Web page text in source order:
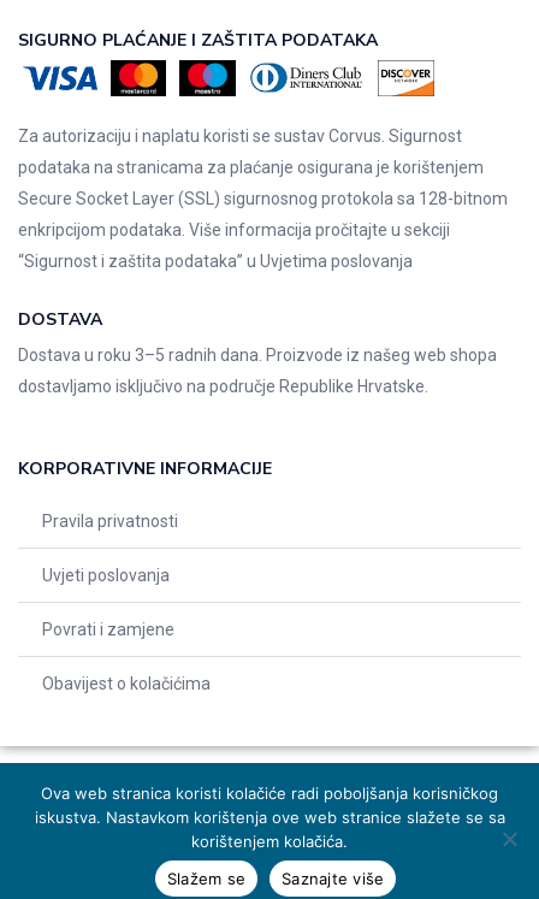
Dodaj u košaricu Naruči odmah
SIGURNO PLAĆANJE I ZAŠTITA PODATAKA
Za autorizaciju i naplatu koristi se sustav Corvus. Sigurnost
podataka na stranicama za plaćanje osigurana je korištenjem
Secure Socket Layer (SSL) sigurnosnog protokola sa 128-bitnom
enkripcijom podataka. Više informacija pročitajte u sekciji
“Sigurnost i zaštita podataka” u Uvjetima poslovanja
DOSTAVA
Dostava u roku 3–5 radnih dana. Proizvode iz našeg web shopa
dostavljamo isključivo na područje Republike Hrvatske.
KORPORATIVNE INFORMACIJE
Pravila privatnosti
Uvjeti poslovanja
Povrati i zamjene
Obavijest o kolačićima
© 2026 Indentals. Sva prava pridržana – Design by Michel studio
Ova web stranica koristi kolačiće radi poboljšanja korisničkog
iskustva. Nastavkom korištenja ove web stranice slažete se sa
korištenjem kolačića.
Slažem se
Saznajte više